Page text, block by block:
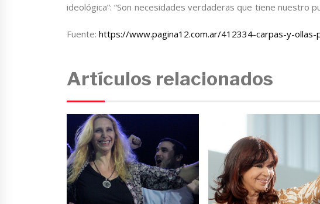
ideológica”: “Son necesidades verdaderas que tiene nuestro
Fuente:https://www.pagina12.com.ar/412334-carpas-y-
Artículos relacionados